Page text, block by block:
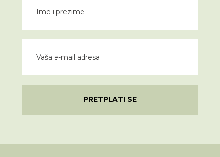
PRETPLATI SE